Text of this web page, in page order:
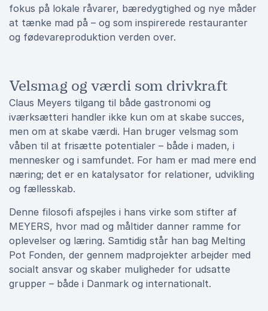
fokus på lokale råvarer, bæredygtighed og nye måder
at tænke mad på – og som inspirerede restauranter
og fødevareproduktion verden over.
Velsmag og værdi som drivkraft
Claus Meyers tilgang til både gastronomi og
iværksætteri handler ikke kun om at skabe succes,
men om at skabe værdi. Han bruger velsmag som
våben til at frisætte potentialer – både i maden, i
mennesker og i samfundet. For ham er mad mere end
næring; det er en katalysator for relationer, udvikling
og fællesskab.
Denne filosofi afspejles i hans virke som stifter af
MEYERS, hvor mad og måltider danner ramme for
oplevelser og læring. Samtidig står han bag Melting
Pot Fonden, der gennem madprojekter arbejder med
socialt ansvar og skaber muligheder for udsatte
grupper – både i Danmark og internationalt.